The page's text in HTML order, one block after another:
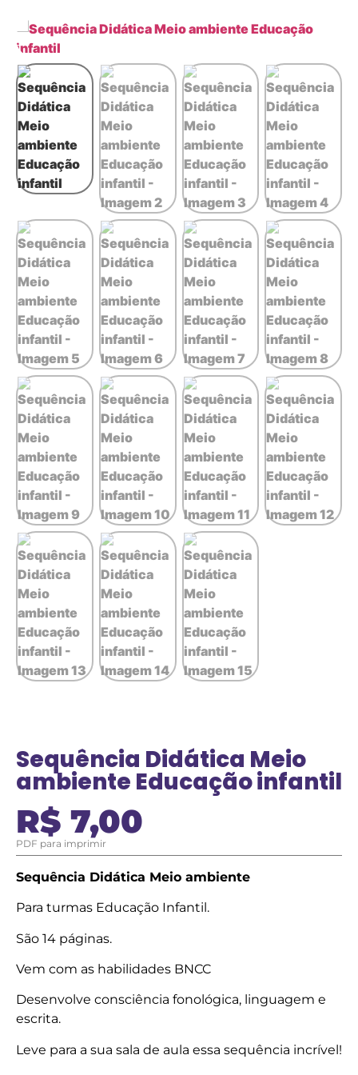
Sequência Didática Meio
ambiente Educação infantil
R$ 7,00
PDF para imprimir
Sequência Didática Meio ambiente
Para turmas Educação Infantil.
São 14 páginas.
Vem com as habilidades BNCC
Desenvolve consciência fonológica, linguagem e
escrita.
Leve para a sua sala de aula essa sequência incrível!